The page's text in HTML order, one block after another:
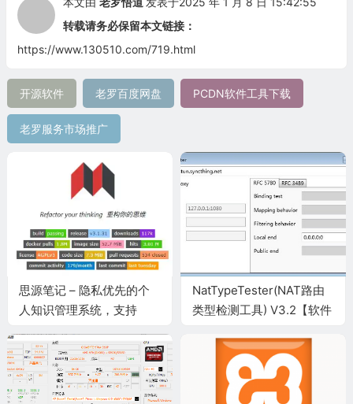
转载请务必保留本文链接：
https://www.130510.com/719.html
开源软件 老罗百度网盘 PCDN软件工具下载
老罗服务市场推广
思源笔记 – 隐私优先的个
人知识管理系统，支持
用和双向链接
NatTypeTester(NAT路由
类型检测工具) V3.2【软件